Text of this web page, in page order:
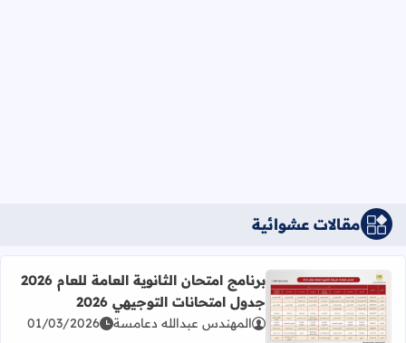
مقالات عشوائية
اقرأ المزيد عن برنامج امتحان الثانوية العامة للعام 2026 جدول امتحانات التوجيهي 2026
برنامج امتحان الثانوية العامة للعام 2026
جدول امتحانات التوجيهي 2026
المهندس عبدالله دعامسة 01/03/2026